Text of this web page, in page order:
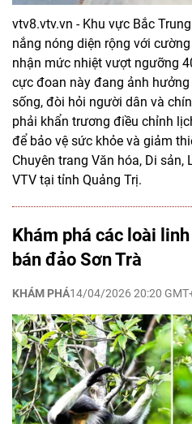
vtv8.vtv.vn - Khu vực Bắc
nắng nóng diện rộng với
nhận mức nhiệt vượt ngưỡng
cực đoan này đang ảnh
sống, đòi hỏi người dân và
phải khẩn trương điều chỉnh
để bảo vệ sức khỏe và giảm
Chuyên trang Văn hóa, Di
VTV tại tỉnh Quảng Trị.
Khám phá các loài
bán đảo Sơn Trà
KHÁM PHÁ14/04/2026 20:20